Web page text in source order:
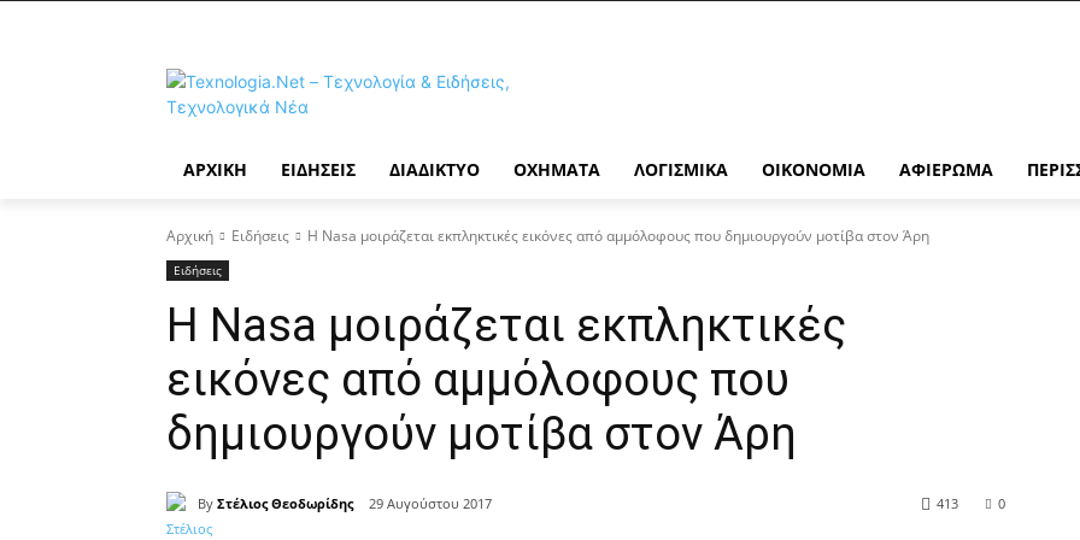
ΑΡΧΙΚΉ ΕΙΔΉΣΕΙΣ ΔΙΑΔΊΚΤΥΟ ΟΧΉΜΑΤΑ ΛΟΓΙΣΜΙΚΆ ΟΙΚΟΝΟΜΊΑ ΑΦΙΈΡΩΜΑ
Αρχική Ειδήσεις Η Nasa μοιράζεται εκπληκτικές εικόνες από αμμόλοφους που δημιουργούν μοτίβα στον Άρη
Ειδήσεις
Η Nasa μοιράζεται εκπληκτικές
εικόνες από αμμόλοφους που
δημιουργούν μοτίβα στον Άρη
By Στέλιος Θεοδωρίδης 29 Αυγούστου 2017 0
413